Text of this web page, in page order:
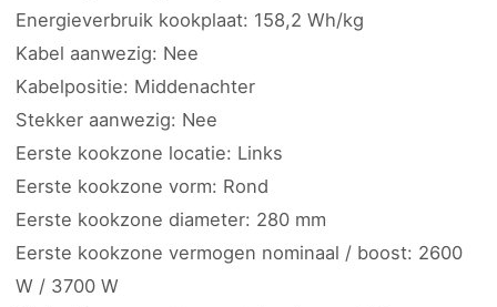
Energieverbruik kookplaat: 158,2 Wh/kg
Kabel aanwezig: Nee
Kabelpositie: Middenachter
Stekker aanwezig: Nee
Eerste kookzone locatie: Links
Eerste kookzone vorm: Rond
Eerste kookzone diameter: 280 mm
Eerste kookzone vermogen nominaal / boost: 2600
W / 3700 W